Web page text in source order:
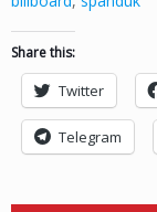
Share this:
Twitter
Telegram